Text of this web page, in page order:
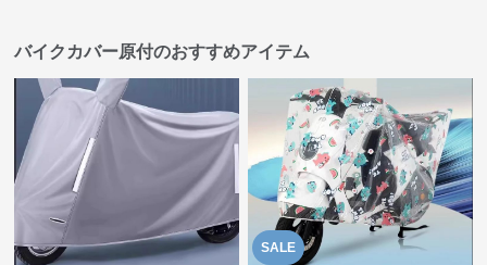
バイクカバー原付のおすすめアイテム
SALE